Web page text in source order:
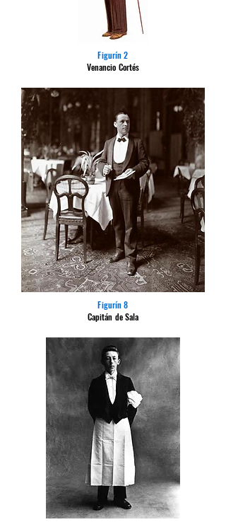
Figurín 2
Venancio Cortés
Figurín 8
Capitán de Sala